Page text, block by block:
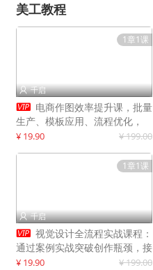
美工教程
1章1课
 千启
 电商作图效率提升课，批量
生产、模板应用、流程优化，
20+细分品类实操案例，月赚3
¥ 19.90 ¥ 199.00
1章1课
 千启
 视觉设计全流程实战课程：
通过案例实战突破创作瓶颈，接
单月入20000+
¥ 19.90 ¥ 199.00